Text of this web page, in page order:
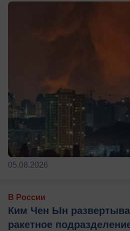
05.08.2026
В России
Ким Чен Ын
ракетное